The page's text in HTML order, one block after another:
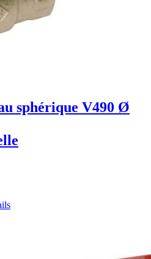
sphérique V490 Ø